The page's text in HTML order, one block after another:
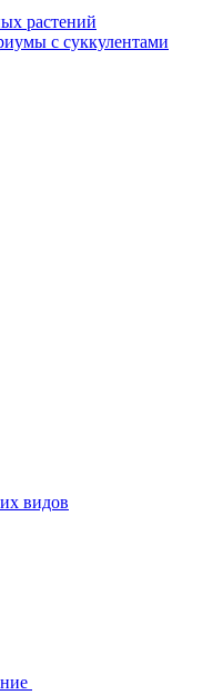
растений
с суккулентами
видов